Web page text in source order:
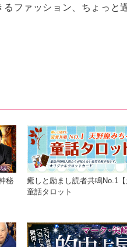
ファッション、ちょっと
秘
癒しと励まし読者共鳴No.1【
童話タロット